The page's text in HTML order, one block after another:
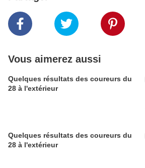
Vous aimerez aussi
Quelques résultats des coureurs du
28 à l'extérieur
Quelques résultats des coureurs du
28 à l'extérieur